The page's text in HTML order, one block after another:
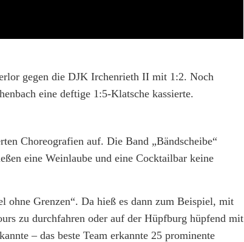
gegen die DJK Irchenrieth II mit 1:2. Noch
eine deftige 1:5-Klatsche kassierte.
Choreografien auf. Die Band „Bändscheibe“
eine Weinlaube und eine Cocktailbar keine
ohne Grenzen“. Da hieß es dann zum Beispiel, mit
zu durchfahren oder auf der Hüpfburg hüpfend mit
– das beste Team erkannte 25 prominente